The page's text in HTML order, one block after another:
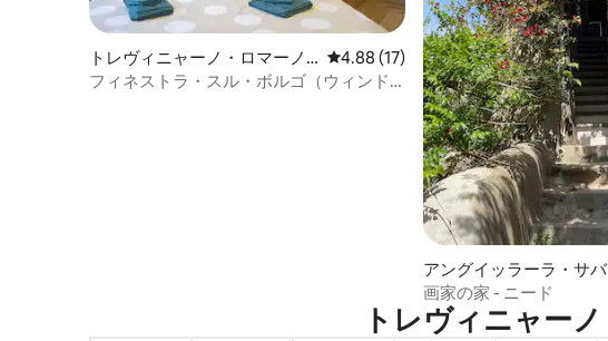
トレヴィニャーノ・ロマーノ
のコンドミニアム
レビュー17件、5つ星中4.88つ星の
4.88 (17)
フィネストラ・スル・ボルゴ（ウィンド
アングイッラーラ・サ
ィアのマンション・アパ
画家の家 - ニード
トレヴィニャー